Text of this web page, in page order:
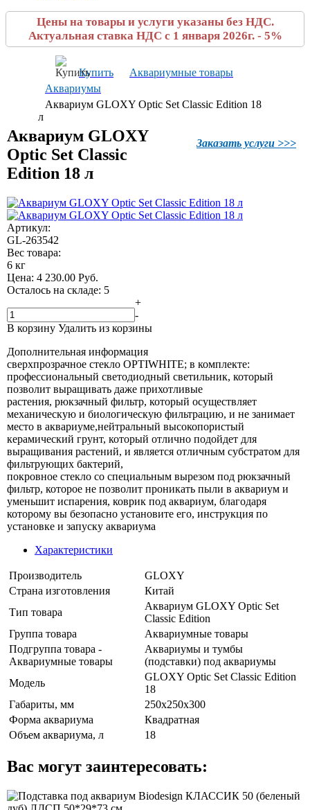
Цены на товары и услуги указаны без НДС.
Актуальная ставка НДС с 1 января 2026г. - 5%
Купить
Аквариумные товары
Аквариумы
Аквариум GLOXY Optic Set Classic Edition 18
л
Заказать услуги >>>
Аквариум GLOXY
Optic Set Classic
Edition 18 л
Артикул:
GL-263542
Вес товара:
6 кг
Цена: 4 230.00 Руб.
Осталось на складе: 5
+
-
В корзину Удалить из корзины
Дополнительная информация
сверхпрозрачное стекло ОPTIWHITE; в комплекте:
профессиональный светодиодный светильник, который
позволит выращивать даже прихотливые
растения, рюкзачный фильтр, который осуществляет
механическую и биологическую фильтрацию, и не занимает
место в аквариуме,нейтральный высокопористый
керамический грунт, который отлично подойдет для
выращивания растений, и является отличным субстратом для
фильтрующих бактерий,
покровное стекло со специальным вырезом под рюкзачный
фильтр, которое не позволит проникать пыли в аквариум и
уменьшит испарения, коврик под аквариум, благодаря
которому вы безопасно установите его, инструкция по
установке и запуску аквариума
Характеристики
Производитель
GLOXY
Страна изготовления
Китай
Тип товара
Аквариум GLOXY Optic Set
Classic Edition
Группа товара
Аквариумные товары
Подгруппа товара -
Аквариумные товары
Аквариумы и тумбы
(подставки) под аквариумы
Модель
GLOXY Optic Set Classic Edition
18
Габариты, мм
250х250х300
Форма аквариума
Квадратная
Объем аквариума, л
18
Вас могут заинтересовать: